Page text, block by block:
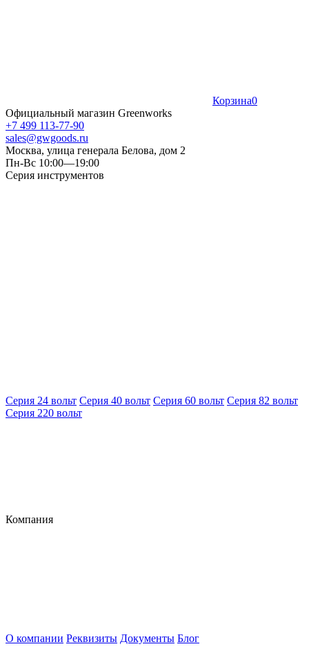
Корзина0
Официальный магазин Greenworks
+7 499 113-77-90
sales@gwgoods.ru
Москва, улица генерала Белова, дом 2
Пн-Вс 10:00—19:00
Серия инструментов
Серия 24 вольт Серия 40 вольт Серия 60 вольт Серия 82 вольт
Серия 220 вольт
Компания
О компании Реквизиты Документы Блог